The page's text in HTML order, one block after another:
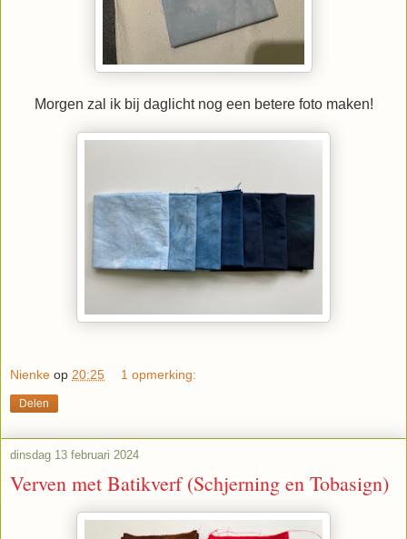
Morgen zal ik bij daglicht nog een betere foto maken!
Nienke op 20:25 1 opmerking:
Delen
dinsdag 13 februari 2024
Verven met Batikverf (Schjerning en Tobasign)